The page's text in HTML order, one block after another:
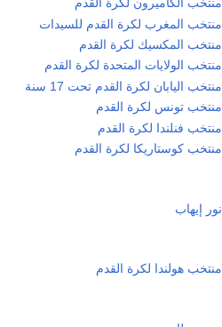
منتخب الكاميرون لكرة القدم
منتخب المغرب لكرة القدم للسيدات
منتخب المكسيك لكرة القدم
منتخب الولايات المتحدة لكرة القدم
منتخب اليابان لكرة القدم تحت 17 سنة
منتخب تونس لكرة القدم
منتخب فنلندا لكرة القدم
منتخب كوستاريكا لكرة القدم
نور إيهاب
منتخب هولندا لكرة القدم